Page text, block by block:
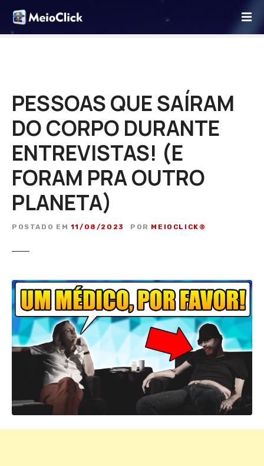
p
PESSOAS QUE SAÍRAM
DO CORPO DURANTE
ENTREVISTAS! (E
FORAM PRA OUTRO
PLANETA)
POSTADO EM 11/08/2023 POR MEIOCLICK®